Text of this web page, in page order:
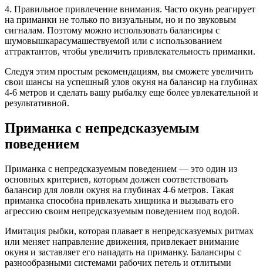
4. Правильное привлечение внимания. Часто окунь реагирует
на приманки не только по визуальным, но и по звуковым
сигналам. Поэтому можно использовать балансиры с
шумовышкарасумашествуемой или с использованием
аттрактантов, чтобы увеличить привлекательность приманки.
Следуя этим простым рекомендациям, вы сможете увеличить
свои шансы на успешный улов окуня на балансир на глубинах
4-6 метров и сделать вашу рыбалку еще более увлекательной и
результативной.
Приманка с непредсказуемым
поведением
Приманка с непредсказуемым поведением — это один из
основных критериев, которым должен соответствовать
балансир для ловли окуня на глубинах 4-6 метров. Такая
приманка способна привлекать хищника и вызывать его
агрессию своим непредсказуемым поведением под водой.
Имитация рыбки, которая плавает в непредсказуемых ритмах
или меняет направление движения, привлекает внимание
окуня и заставляет его нападать на приманку. Балансиры с
разнообразными системами рабочих петель и отлитыми